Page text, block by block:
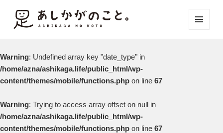
Warning: Undefined array key "date_type" in
/home/azna/ashikaga.life/public_html/wp-
content/themes/mobile/functions.php on line 67
Warning: Trying to access array offset on null in
/home/azna/ashikaga.life/public_html/wp-
content/themes/mobile/functions.php on line 67